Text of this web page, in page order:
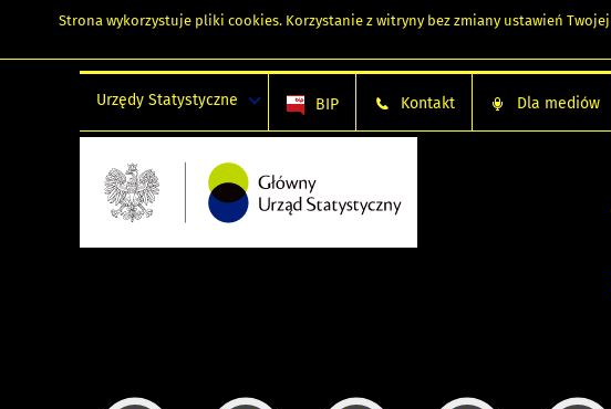
Strona wykorzystuje pliki cookies. Korzystanie z witryny bez zmiany ustawień
Urzędy Statystyczne BIP Kontakt Dla mediów